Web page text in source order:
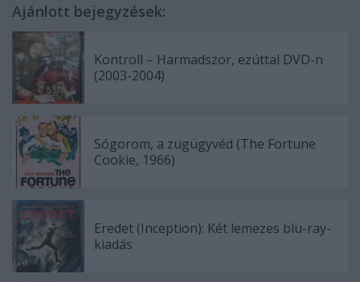
Ajánlott bejegyzések:
Kontroll – Harmadszor, ezúttal DVD-n
(2003-2004)
Sógorom, a zugügyvéd (The Fortune
Cookie, 1966)
Eredet (Inception): Két lemezes blu-ray-
kiadás